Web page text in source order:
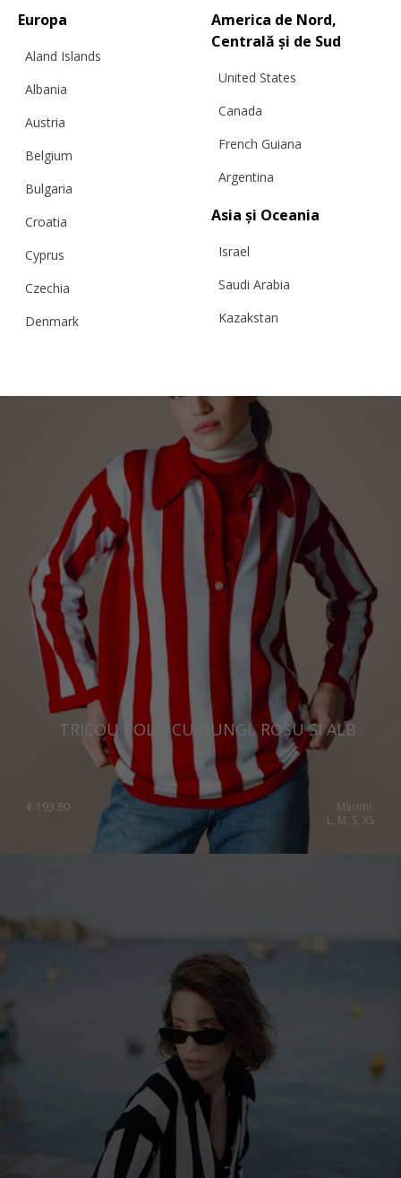
ROCHIE CU MÂNECĂ LUNGĂ DIN
TRICOU POLO CU DUNGI, ROȘU ȘI ALB
€ 193.60
Mărimi:
L, M, S, XS
Europa
Aland Islands
Albania
Austria
Belgium
Bulgaria
Croatia
Cyprus
Czechia
Denmark
Lithuania
Luxembourg
Netherlands
Norway
Poland
Portugal
Russia Federation
Sweden
America de Nord,
Centrală și de Sud
United States
Canada
French Guiana
Argentina
Asia și Oceania
Israel
Saudi Arabia
Kazakstan
Hong Kong
China
Singapore
Qatar
Australia